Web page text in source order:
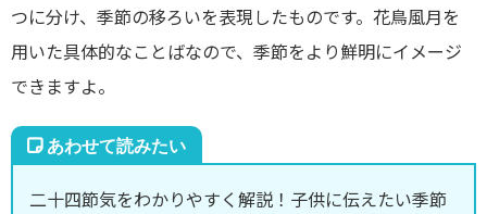
つに分け、季節の移ろいを表現したものです。花鳥風月を
用いた具体的なことばなので、季節をより鮮明にイメージ
できますよ。
二十四節気をわかりやすく解説！子供に伝えたい季節